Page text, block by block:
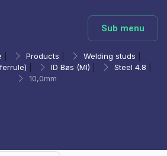
Sub menu
Products Welding studs
ID Bøs (MI) Steel 4.8
10,0mm